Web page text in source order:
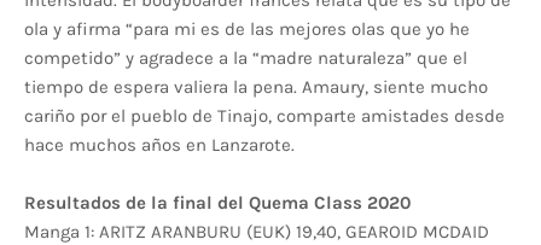
ola y afirma “para mi es de las mejores olas que yo he
competido” y agradece a la “madre naturaleza” que el
tiempo de espera valiera la pena. Amaury, siente mucho
cariño por el pueblo de Tinajo, comparte amistades desde
hace muchos años en Lanzarote.
Resultados de la final del Quema Class 2020
Manga 1: ARITZ ARANBURU (EUK) 19,40, GEAROID MCDAID